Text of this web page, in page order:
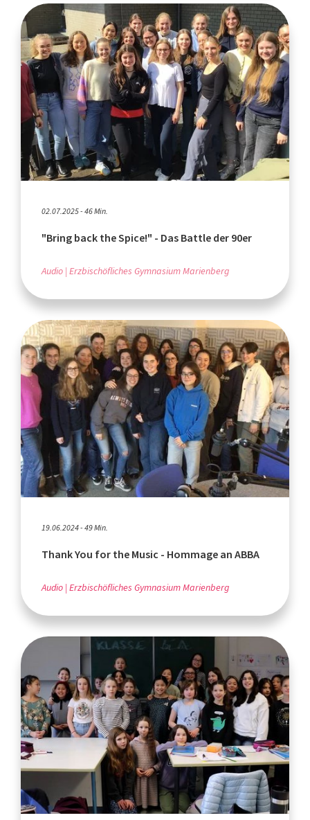
02.07.2025 - 46 Min.
"Bring back the Spice!" - Das Battle der 90er
Audio Erzbischöfliches Gymnasium Marienberg
19.06.2024 - 49 Min.
Thank You for the Music - Hommage an ABBA
Audio Erzbischöfliches Gymnasium Marienberg